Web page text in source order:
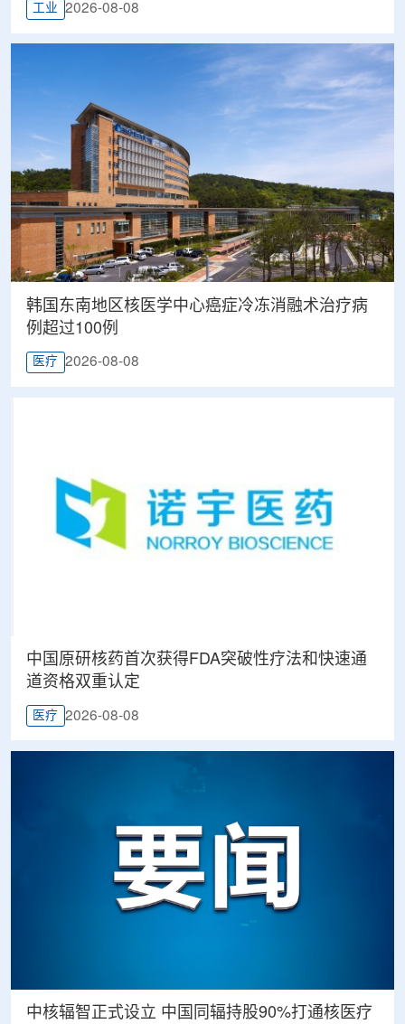
工业 2026-08-08
韩国东南地区核医学中心癌症冷冻消融术治疗病
例超过100例
医疗 2026-08-08
中国原研核药首次获得FDA突破性疗法和快速通
道资格双重认定
医疗 2026-08-08
中核辐智正式设立 中国同辐持股90%打通核医疗